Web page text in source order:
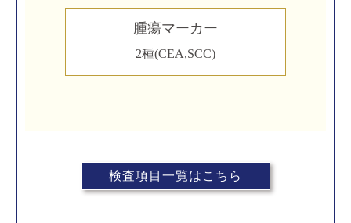
腫瘍マーカー
2種(CEA,SCC)
検査項目一覧はこちら